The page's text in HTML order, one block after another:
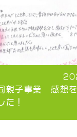
親子事業 感想
た！